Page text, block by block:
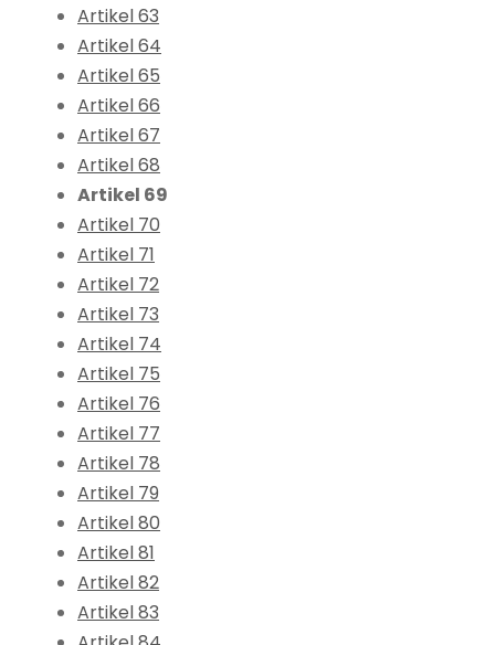
Artikel 63
Artikel 64
Artikel 65
Artikel 66
Artikel 67
Artikel 68
Artikel 69
Artikel 70
Artikel 71
Artikel 72
Artikel 73
Artikel 74
Artikel 75
Artikel 76
Artikel 77
Artikel 78
Artikel 79
Artikel 80
Artikel 81
Artikel 82
Artikel 83